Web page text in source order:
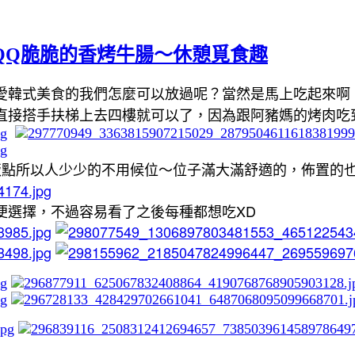
脆脆的香烤牛腸～休憩覓食趣
式美食的我們怎麼可以放過呢？當然是馬上吃起來啊
搭手扶梯上去四樓就可以了，因為跟阿豬媽的烤肉
所以人少少的不用候位～位子滿大滿舒適的，佈置的
擇，不過容易看了之後每種都想吃XD